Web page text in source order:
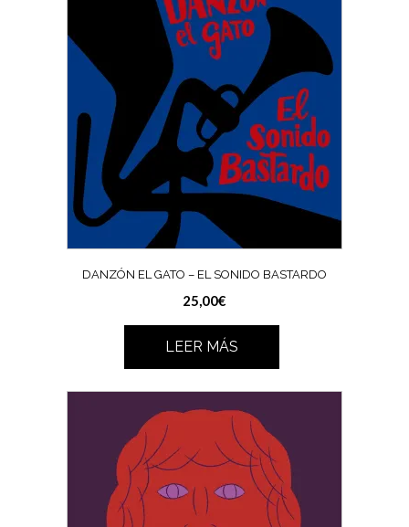
DANZÓN EL GATO – EL SONIDO BASTARDO
25,00€
LEER MÁS